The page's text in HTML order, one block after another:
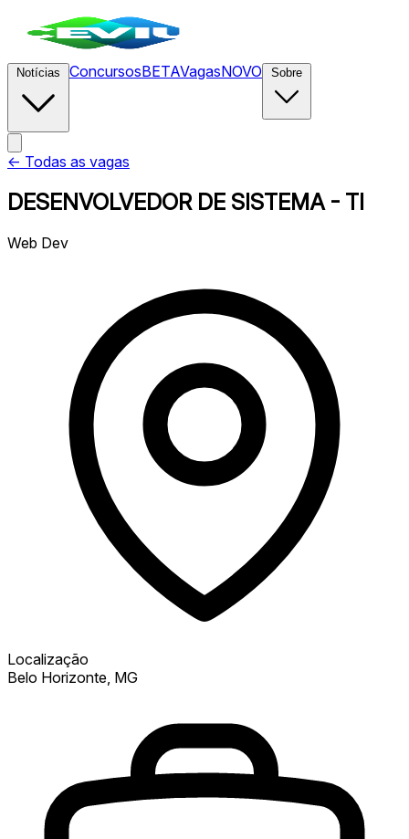
ConcursosBETAVagasNOVO
← Todas as vagas
DESENVOLVEDOR DE SISTEMA - TI
Web Dev
Localização
Belo Horizonte, MG